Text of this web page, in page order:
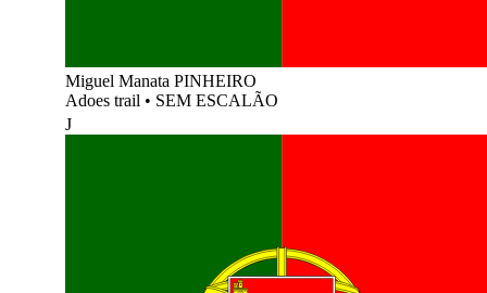
Miguel Manata PINHEIRO
Adoes trail • SEM ESCALÃO
J